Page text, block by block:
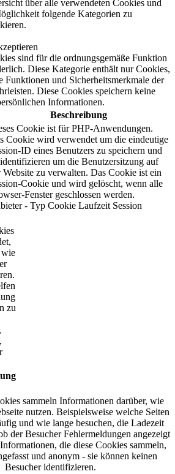
über alle verwendeten Cookies und
folgende Kategorien zu
sind für die ordnungsgemäße Funktion
Diese Kategorie enthält nur Cookies,
Funktionen und Sicherheitsmerkmale der
Diese Cookies speichern keine
Informationen.
Beschreibung
Cookie ist für PHP-Anwendungen.
Cookie wird verwendet um die eindeutige
ID eines Benutzers zu speichern und
um die Benutzersitzung auf
Website zu verwalten. Das Cookie ist ein
Cookie und wird gelöscht, wenn alle
Fenster geschlossen werden.
- Typ Cookie Laufzeit Session
wie
zu
sammeln Informationen darüber, wie
nutzen. Beispielsweise welche Seiten
und wie lange besuchen, die Ladezeit
der Besucher Fehlermeldungen angezeigt
die diese Cookies sammeln,
und anonym - sie können keinen
Besucher identifizieren.